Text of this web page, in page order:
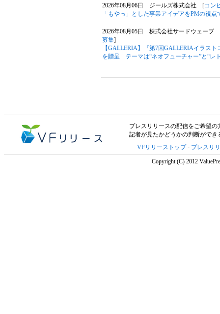
2026年08月06日 ジールズ株式会社 [コン
「もやっ」とした事業アイデアをPMの視
2026年08月05日 株式会社サードウェー
募集]
【GALLERIA】『第7回GALLERIAイラス
を贈呈 テーマは“ネオフューチャー”と“レ
プレスリリースの配信をご希望の
記者が見たかどうかの判断がで
VFリリーストップ- プレスリ
Copyright (C) 2012